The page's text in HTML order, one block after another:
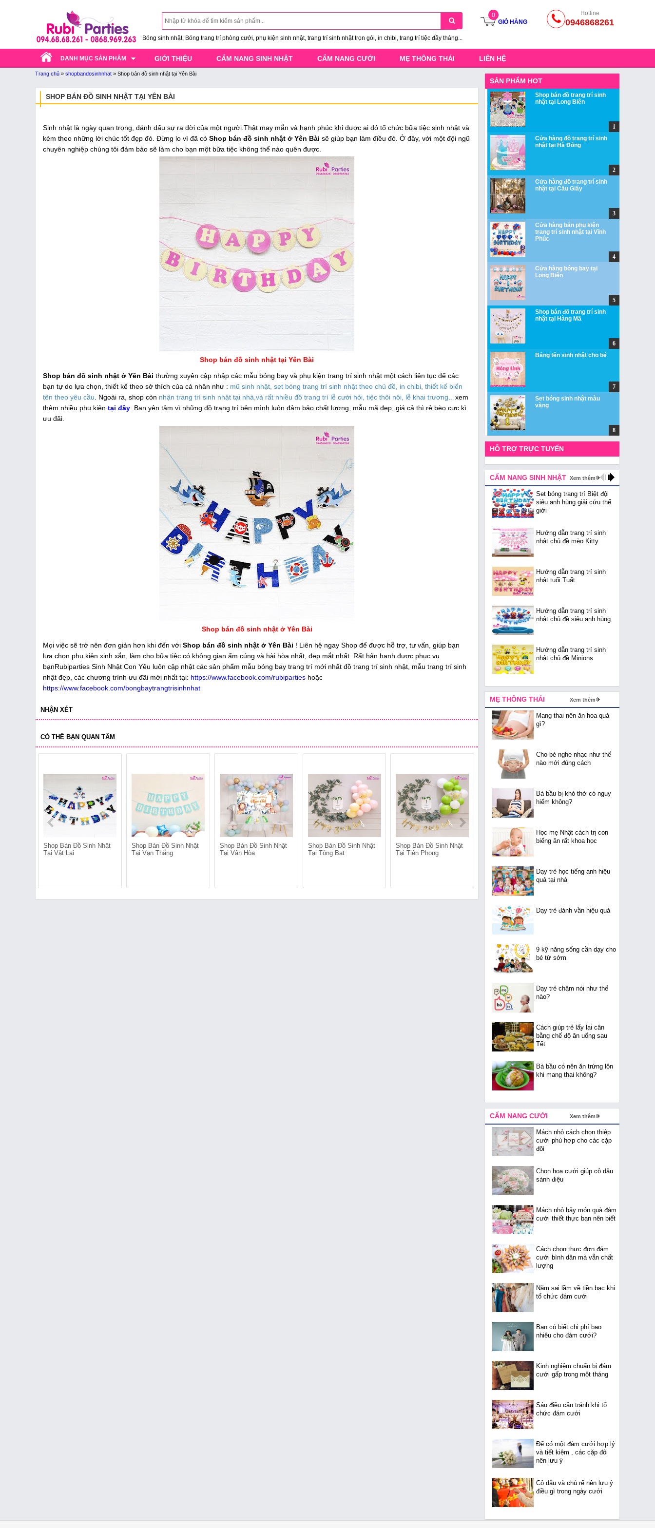
Bóng sinh nhật, Bóng trang trí phòng cưới, phụ kiện sinh nhật, trang trí sinh nhật trọn gói, in chibi, trang trí tiệc đầy tháng...
0
GIỎ HÀNG
Hotline
0946868261
DANH MỤC SẢN PHẨM GIỚI THIỆU CẨM NANG SINH NHẬT CẨM NANG CƯỚI MẸ THÔNG THÁI LIÊN HỆ
Trang chủ » shopbandosinhnhat » Shop bán đồ sinh nhật tại Yên Bài
SHOP BÁN ĐỒ SINH NHẬT TẠI YÊN BÀI
Sinh nhật là ngày quan trọng, đánh dấu sự ra đời của một người.Thật may mắn và hạnh phúc khi được ai đó tổ chức bữa tiệc sinh nhật và
kèm theo những lời chúc tốt đẹp đó. Đừng lo vì đã có Shop bán đồ sinh nhật ở Yên Bài sẽ giúp bạn làm điều đó. Ở đây, với một đội ngũ
chuyên nghiệp chúng tôi đảm bảo sẽ làm cho bạn một bữa tiệc không thể nào quên được.
Shop bán đồ sinh nhật tại Yên Bài
Shop bán đồ sinh nhật ở Yên Bài thường xuyên cập nhập các mẫu bóng bay và phụ kiện trang trí sinh nhật một cách liên tục để các
bạn tự do lựa chọn, thiết kế theo sở thích của cá nhân như : mũ sinh nhật, set bóng trang trí sinh nhật theo chủ đề, in chibi, thiết kế biển
tên theo yêu cầu . Ngoài ra, shop còn nhận trang trí sinh nhật tại nhà,và rất nhiều đồ trang trí lễ cưới hỏi, tiệc thôi nôi, lễ khai trương… xem
thêm nhiều phụ kiện tại đây . Bạn yên tâm vì những đồ trang trí bên mình luôn đảm bảo chất lượng, mẫu mã đẹp, giá cả thì rẻ bèo cực kì
ưu đãi.
Shop bán đồ sinh nhật ở Yên Bài
Mọi việc sẽ trở nên đơn giản hơn khi đến với Shop bán đồ sinh nhật ở Yên Bài ! Liên hệ ngay Shop để được hỗ trợ, tư vấn, giúp bạn
lựa chọn phụ kiện xinh xắn, làm cho bữa tiệc có không gian ấm cúng và hài hòa nhất, đẹp mắt nhất. Rất hân hạnh được phục vụ
bạnRubiparties Sinh Nhật Con Yêu luôn cập nhật các sản phẩm mẫu bóng bay trang trí mới nhất đồ trang trí sinh nhật, mẫu trang trí sinh
nhật đẹp, các chương trình ưu đãi mới nhất tại: https://www.facebook.com/rubiparties hoặc
https://www.facebook.com/bongbaytrangtrisinhnhat
NHẬN XÉT
CÓ THỂ BẠN QUAN TÂM
Shop Bán Đồ Sinh Nhật
Tại Vật Lại
Shop Bán Đồ Sinh Nhật
Tại Vạn Thắng
Shop Bán Đồ Sinh Nhật
Tại Vân Hòa
Shop Bán Đồ Sinh Nhật
Tại Tòng Bạt
Shop Bán Đồ Sinh Nhật
Tại Tiên Phong
Shop Bán Đồ Sinh Nhật
Tại Thuần Mỹ
Shop Bán Đồ Sinh Nhật
SẢN PHẨM HOT
Shop bán đồ trang trí sinh
nhật tại Long Biên
Cửa hàng đồ trang trí sinh
nhật tại Hà Đông
Cửa hàng đồ trang trí sinh
nhật tại Cầu Giấy
Cửa hàng bán phụ kiện
trang trí sinh nhật tại Vĩnh
Phúc
Cửa hàng bóng bay tại
Long Biên
Shop bán đồ trang trí sinh
nhật tại Hàng Mã
Bảng tên sinh nhật cho bé
Set bóng sinh nhật màu
vàng
HỖ TRỢ TRỰC TUYẾN
CẨM NANG SINH NHẬT Xem thêm
Set bóng trang trí Biệt đội
siêu anh hùng giải cứu thế
giới
Hướng dẫn trang trí sinh
nhật chủ đề mèo Kitty
Hướng dẫn trang trí sinh
nhật tuổi Tuất
Hướng dẫn trang trí sinh
nhật chủ đề siêu anh hùng
Hướng dẫn trang trí sinh
nhật chủ đề Minions
MẸ THÔNG THÁI Xem thêm
Mang thai nên ăn hoa quả
gì?
Cho bé nghe nhạc như thế
nào mới đúng cách
Bà bầu bị khó thở có nguy
hiểm không?
Học mẹ Nhật cách trị con
biếng ăn rất khoa học
Dạy trẻ học tiếng anh hiệu
quả tại nhà
Dạy trẻ đánh vần hiệu quả
9 kỹ năng sống cần dạy cho
bé từ sớm
Dạy trẻ chậm nói như thế
nào?
Cách giúp trẻ lấy lại cân
bằng chế độ ăn uống sau
Tết
Bà bầu có nên ăn trứng lộn
khi mang thai không?
CẨM NANG CƯỚI Xem thêm
Mách nhỏ cách chọn thiệp
cưới phù hợp cho các cặp
đôi
Chọn hoa cưới giúp cô dâu
sành điệu
Mách nhỏ bảy món quà đám
cưới thiết thực bạn nên biết
Cách chọn thực đơn đám
cưới bình dân mà vẫn chất
lượng
Năm sai lầm về tiền bạc khi
tổ chức đám cưới
Bạn có biết chi phí bao
nhiêu cho đám cưới?
Kinh nghiệm chuẩn bị đám
cưới gấp trong một tháng
Sáu điều cần tránh khi tổ
chức đám cưới
Để có một đám cưới hợp lý
và tiết kiệm , các cặp đôi
nên lưu ý
Cô dâu và chú rể nên lưu ý
điều gì trong ngày cưới